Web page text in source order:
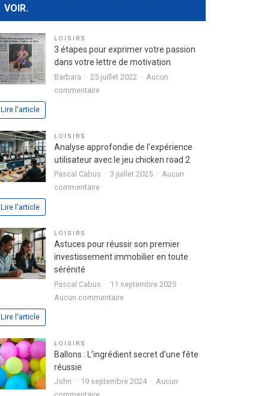
VOIR.
LOISIRS
3 étapes pour exprimer votre passion
dans votre lettre de motivation
Barbara 25 juillet 2022
Aucun
commentairesur
exprimer
votre
passion
Lire l'article
LOISIRS
Analyse approfondie de l’expérience
utilisateur avec le jeu chicken road 2
Pascal Cabus 3 juillet 2025
Aucun
commentairesur
l’expérience
utilisateur
Lire l'article
LOISIRS
Astuces pour réussir son premier
investissement immobilier en toute
sérénité
Pascal Cabus
11 septembre 2025
Aucun commentairesur
son
Lire l'article
LOISIRS
Ballons : L’ingrédient secret d’une fête
réussie
John 19 septembre 2024
Aucun
sur